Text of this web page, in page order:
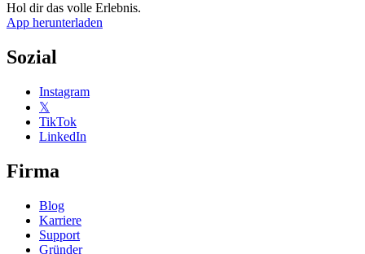
Hol dir das volle Erlebnis.
App herunterladen
Sozial
Instagram
𝕏
TikTok
LinkedIn
Firma
Blog
Karriere
Support
Gründer